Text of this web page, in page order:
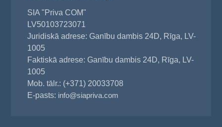
SIA "Priva COM"
LV50103723071
Juridiskā adrese: Ganību dambis 24D, Rīga, LV-
1005
Faktiskā adrese: Ganību dambis 24D, Rīga, LV-
1005
Mob. tālr.: (+371) 20033708
E-pasts: info@siapriva.com